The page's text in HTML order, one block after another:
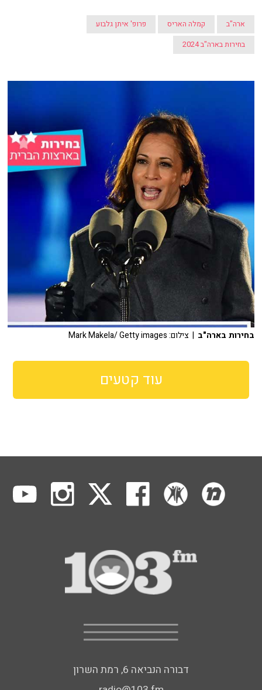
ארה"ב קמלה האריס
פרופ' איתן גלבוע
בחירות בארה"ב 2024
בחירות בארה"ב | צילום: Mark Makela/ Getty images
עוד קטעים
דבורה הנביאה 6, רמת השרון